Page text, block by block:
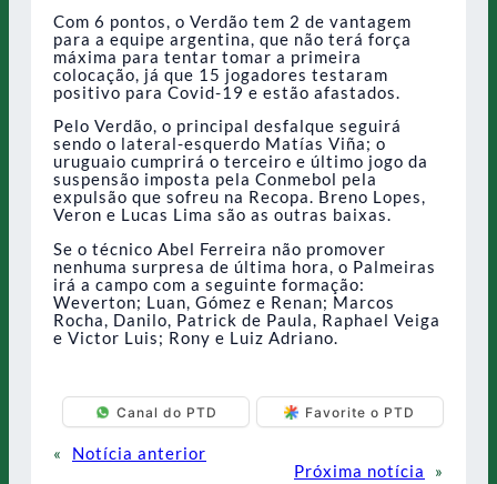
Com 6 pontos, o Verdão tem 2 de vantagem
para a equipe argentina, que não terá força
máxima para tentar tomar a primeira
colocação, já que 15 jogadores testaram
positivo para Covid-19 e estão afastados.
Pelo Verdão, o principal desfalque seguirá
sendo o lateral-esquerdo Matías Viña; o
uruguaio cumprirá o terceiro e último jogo da
suspensão imposta pela Conmebol pela
expulsão que sofreu na Recopa. Breno Lopes,
Veron e Lucas Lima são as outras baixas.
Se o técnico Abel Ferreira não promover
nenhuma surpresa de última hora, o Palmeiras
irá a campo com a seguinte formação:
Weverton; Luan, Gómez e Renan; Marcos
Rocha, Danilo, Patrick de Paula, Raphael Veiga
e Victor Luis; Rony e Luiz Adriano.
Canal do PTD Favorite o PTD
«
Notícia anterior
Próxima notícia
»